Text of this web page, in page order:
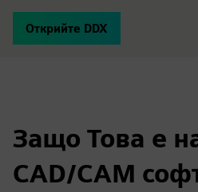
Открийте DDX
Защо Това е
CAD/CAM